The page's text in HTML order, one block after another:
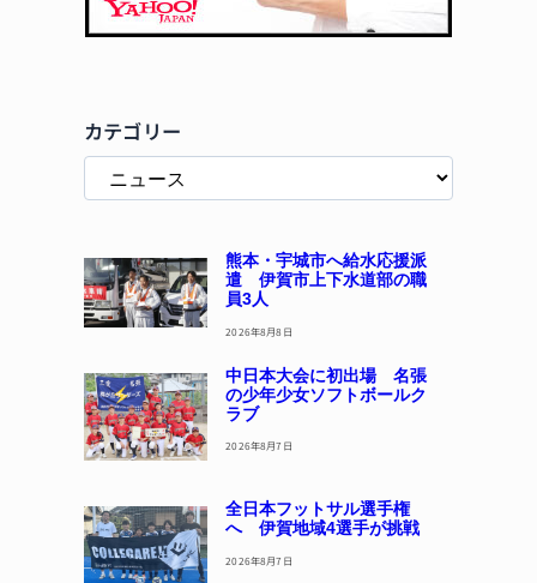
カテゴリー
熊本・宇城市へ給水応援派
遣 伊賀市上下水道部の職
員3人
2026年8月8日
中日本大会に初出場 名張
の少年少女ソフトボールク
ラブ
2026年8月7日
全日本フットサル選手権
へ 伊賀地域4選手が挑戦
2026年8月7日